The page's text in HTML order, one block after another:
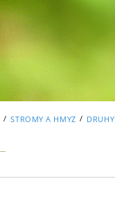
/ STROMY A HMYZ / DRUHY